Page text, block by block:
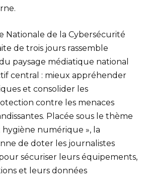
Nationale de la Cybersécurité
de trois jours rassemble
paysage médiatique national
central : mieux appréhender
et consolider les
contre les menaces
Placée sous le thème
numérique », la
de doter les journalistes
sécuriser leurs équipements,
et leurs données